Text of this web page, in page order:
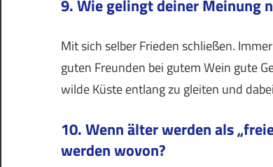
9. Wie gelingt deiner Meinung
Mit sich selber Frieden schließen.
guten Freunden bei gutem Wein gute
wilde Küste entlang zu gleiten und
10. Wenn älter werden als
werden wovon?